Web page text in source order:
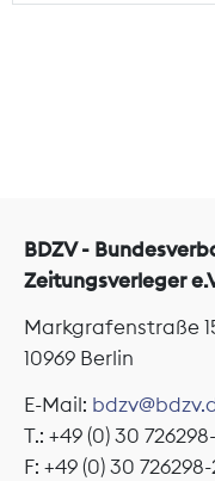
BDZV -
Zeitungsverleger
Markgrafenstraße
10969 Berlin
E-Mail:
T.: +49 (0) 30
F: +49 (0) 30